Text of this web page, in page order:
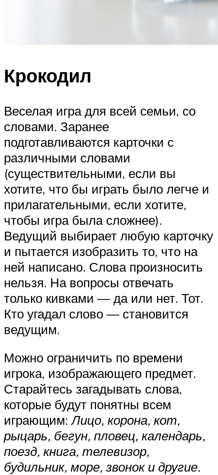
Крокодил
Веселая игра для всей семьи, со
словами. Заранее
подготавливаются карточки с
различными словами
(существительными, если вы
хотите, что бы играть было легче и
прилагательными, если хотите,
чтобы игра была сложнее).
Ведущий выбирает любую карточку
и пытается изобразить то, что на
ней написано. Слова произносить
нельзя. На вопросы отвечать
только кивками — да или нет. Тот.
Кто угадал слово — становится
ведущим.
Можно ограничить по времени
игрока, изображающего предмет.
Старайтесь загадывать слова,
которые будут понятны всем
играющим:Лицо, корона, кот,
рыцарь, бегун, пловец, календарь,
поезд, книга, телевизор,
будильник, море, звонок и другие.